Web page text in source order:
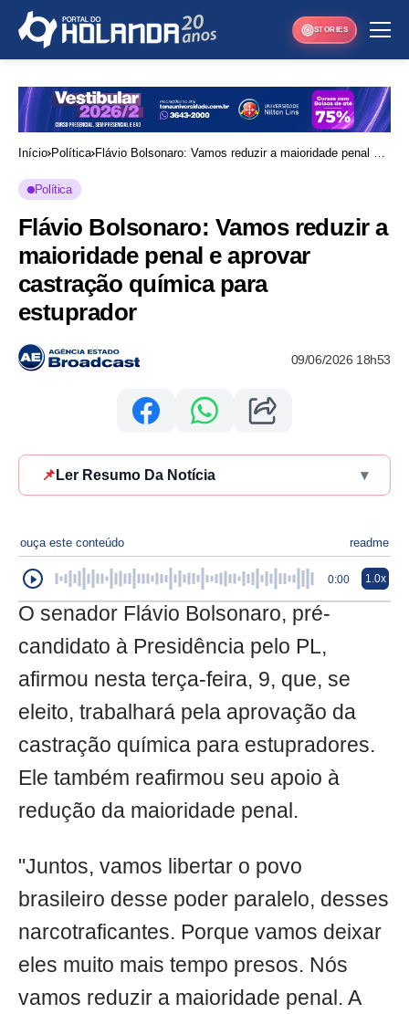
STORIES
Início Política Flávio Bolsonaro: Vamos reduzir a maioridade penal e
Política
Flávio Bolsonaro: Vamos reduzir a
maioridade penal e aprovar
castração química para
estuprador
09/06/2026 18h53
📌 Ler Resumo Da Notícia ▾
ouça este conteúdo readme
0:00 1.0x
O senador Flávio Bolsonaro, pré-
candidato à Presidência pelo PL,
afirmou nesta terça-feira, 9, que, se
eleito, trabalhará pela aprovação da
castração química para estupradores.
Ele também reafirmou seu apoio à
redução da maioridade penal.
"Juntos, vamos libertar o povo
brasileiro desse poder paralelo, desses
narcotraficantes. Porque vamos deixar
eles muito mais tempo presos. Nós
vamos reduzir a maioridade penal. A